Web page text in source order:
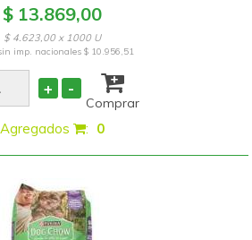
$ 13.869,00
$ 4.623,00 x 1000 U
imp. nacionales$ 10.956,51
+ -
Comprar
Agregados : 0